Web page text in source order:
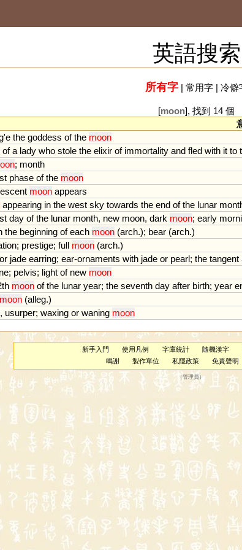
英語搜索
所有字| 常用字| 冷僻
[moon], 找到 14 個
'e the goddess of the moon
of a lady who stole the elixir of immortality and fled with it to
; month
phase of the moon
moon appears
appearing in the west sky towards the end of the lunar
day of the lunar month, new moon, dark moon; early
the beginning of each moon(arch.); bear(arch.)
; prestige; full moon(arch.)
or jade earring; ear-ornaments with jade or pearl; the tangent
; pelvis; light of new moon
moon of the lunar year; the seventh day after birth; year
moon(alleg.)
, usurper; waxing or waning moon
新手入門 使用凡例 字庫統計 隨機漢字
鳴謝
製作單位 私隱政策 免責聲明
（管理員 ）